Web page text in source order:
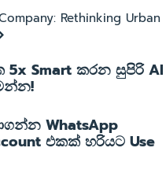
Rethinking Urban
5x Smart කරන සුපිරි AI
WhatsApp
එකක් හරියට Use